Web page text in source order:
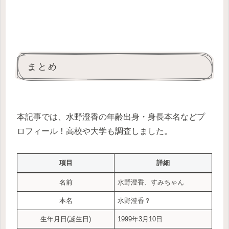
まとめ
本記事では、水野澄香の年齢出身・身長本名などプ
ロフィール！高校や大学も調査しました。
項目 詳細
名前 水野澄香、すみちゃん
本名 水野澄香？
生年月日(誕生日) 1999年3月10日